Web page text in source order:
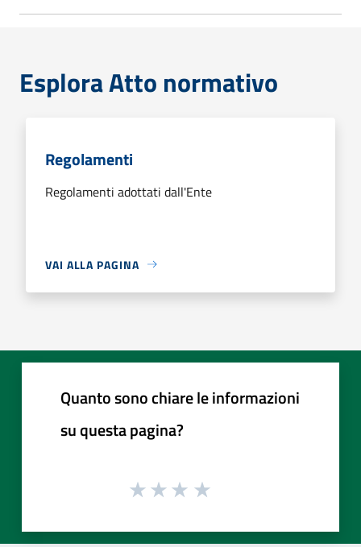
Esplora Atto normativo
Regolamenti
Regolamenti adottati dall'Ente
VAI ALLA PAGINA
Quanto sono chiare le informazioni
su questa pagina?